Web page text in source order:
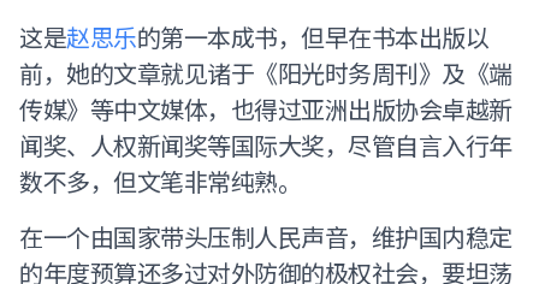
这是赵思乐的第一本成书，但早在书本出版以
前，她的文章就见诸于《阳光时务周刊》及《端
传媒》等中文媒体，也得过亚洲出版协会卓越新
闻奖、人权新闻奖等国际大奖，尽管自言入行年
数不多，但文笔非常纯熟。
在一个由国家带头压制人民声音，维护国内稳定
的年度预算还多过对外防御的极权社会，要坦荡